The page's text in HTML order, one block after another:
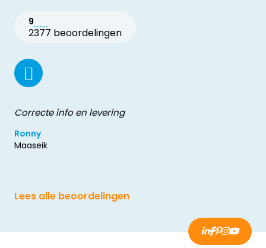
9
2377 beoordelingen
Correcte info en levering
Ronny
Maaseik
Lees alle beoordelingen